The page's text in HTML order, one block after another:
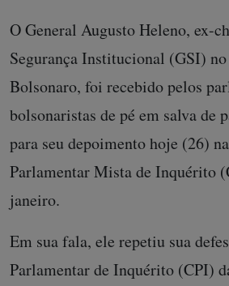
O General Augusto Heleno, ex-
Segurança Institucional (GSI)
Bolsonaro, foi recebido pelos
bolsonaristas de pé em salva de
para seu depoimento hoje (26)
Parlamentar Mista de Inquérito
janeiro.
Em sua fala, ele repetiu sua
Parlamentar de Inquérito (CPI)